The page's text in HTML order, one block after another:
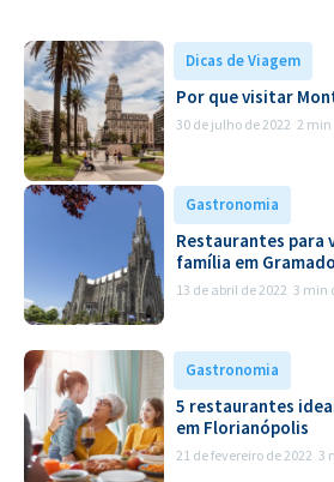
Dicas de Viagem
Por que visitar
30 de julho de 2022 2 min
Gastronomia
Restaurantes para
família em
13 de abril de 2022 3 min
Gastronomia
5 restaurantes
em Florianópolis
21 de fevereiro de 2022 3